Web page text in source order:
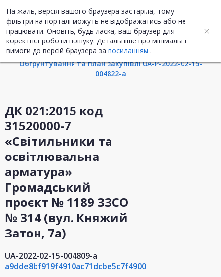
На жаль, версія вашого браузера застаріла, тому
фільтри на порталі можуть не відображатись або не
працювати. Оновіть, будь ласка, ваш браузер для
коректної роботи пошуку. Детальніше про мінімальні
вимоги до версій браузера за посиланням .
UA ENG
Інформація про закупівлю
Обгрунтування та план закупівлі UA-P-2022-02-15-
004822-a
ДК 021:2015 код
31520000-7
«Світильники та
освітлювальна
арматура»
Громадський
проєкт № 1189 ЗЗСО
№ 314 (вул. Княжий
Затон, 7а)
UA-2022-02-15-004809-a
a9dde8bf919f4910ac71dcbe5c7f4900